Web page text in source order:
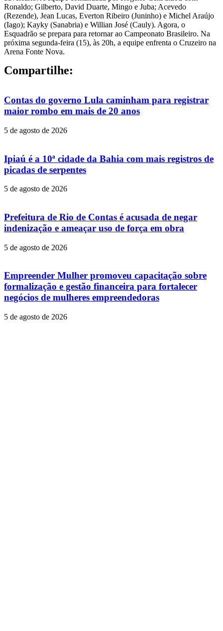
Ronaldo; Gilberto, David Duarte, Mingo e Juba; Acevedo
(Rezende), Jean Lucas, Everton Ribeiro (Juninho) e Michel Araújo
(Iago); Kayky (Sanabria) e Willian José (Cauly). Agora, o
Esquadrão se prepara para retornar ao Campeonato Brasileiro. Na
próxima segunda-feira (15), às 20h, a equipe enfrenta o Cruzeiro na
Arena Fonte Nova.
Compartilhe:
Contas do governo Lula caminham para registrar
maior rombo em mais de 20 anos
5 de agosto de 2026
Ipiaú é a 10ª cidade da Bahia com mais registros de
picadas de serpentes
5 de agosto de 2026
Prefeitura de Rio de Contas é acusada de negar
indenização e ameaçar uso de força em obra
5 de agosto de 2026
Empreender Mulher promoveu capacitação sobre
formalização e gestão financeira para fortalecer
negócios de mulheres empreendedoras
5 de agosto de 2026